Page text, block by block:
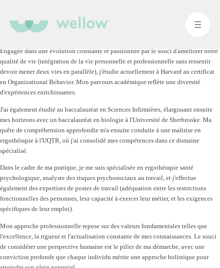
Engagée dans une évolution constante et passionnée par le souci d'améliorer notre
qualité de vie (intégration de la vie personnelle et professionnelle sans ressentir
devoir mener deux vies en parallèle), j'étudie actuellement à Harvard au certificat
en Organizational Behavior. Mon parcours académique reflète une diversité
d'expériences enrichissantes.
J'ai également étudié au baccalauréat en Sciences Infirmières, élargissant ensuite
mes horizons avec un baccalauréat en biologie à l'Université de Sherbrooke. Ma
quête de compréhension approfondie m'a ensuite conduite à une maîtrise en
ergothérapie à l'UQTR, où j'ai consolidé mes compétences dans ce domaine
spécialisé.
Dans le cadre de ma pratique, je me suis spécialisée en ergothérapie santé
psychologique, analyste des risques psychosociaux au travail, et j'effectue
également des expertises de postes de travail (adéquation entre les restrictions
fonctionnelles des personnes, leur capacité à exercer leur métier, et les exigences
spécifiques de leur emploi).
Mon approche professionnelle repose sur des valeurs fondamentales telles que
l'excellence, la rigueur et l'actualisation constante de mes connaissances. Le souci
de considérer une perspective humaine est le pilier de ma démarche, avec une
conviction profonde que chaque individu mérite une approche holistique pour